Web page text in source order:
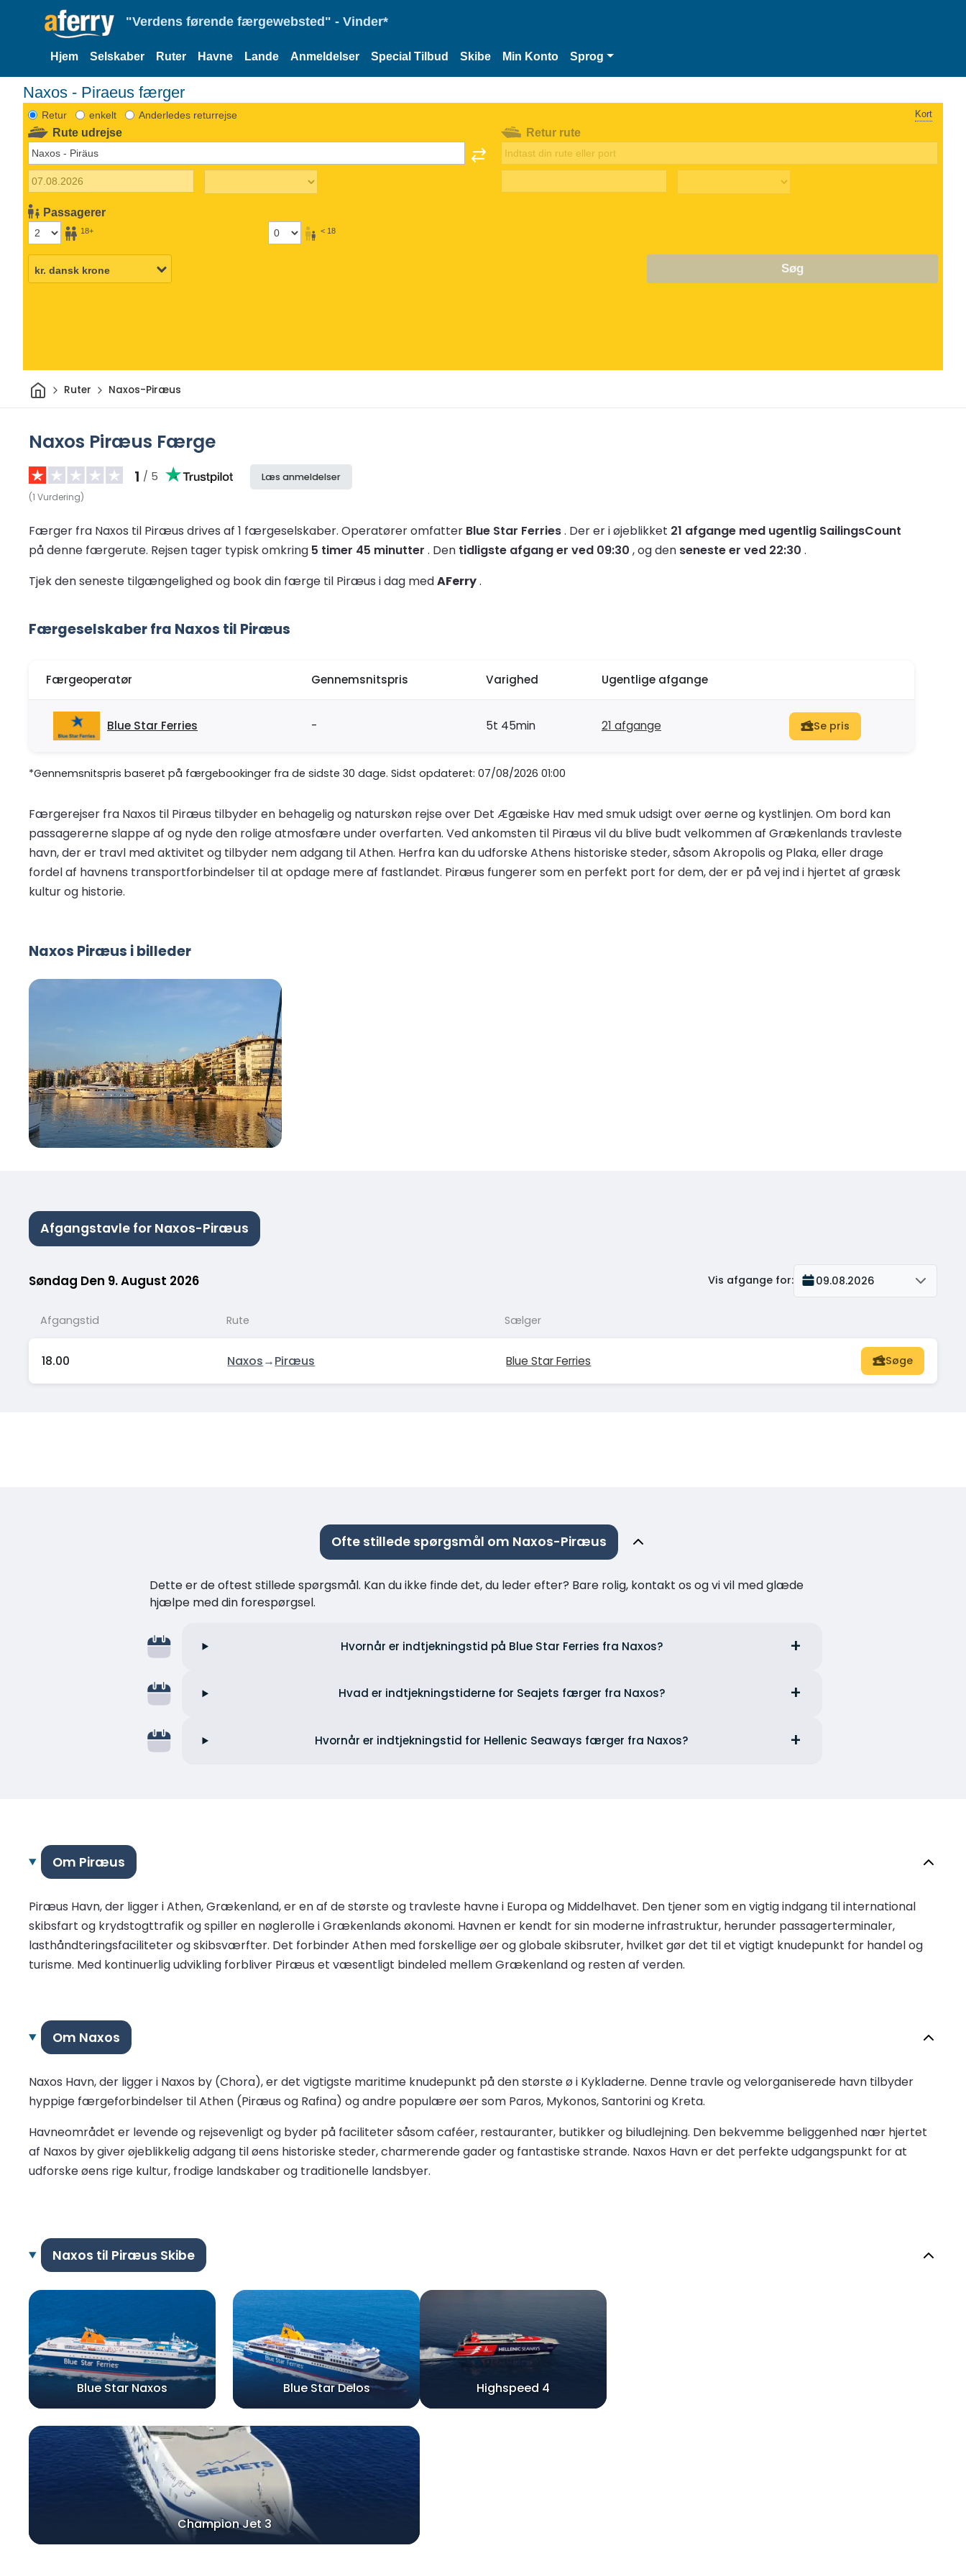
"Verdens førende færgewebsted" - Vinder*
Hjem Selskaber Ruter Havne Lande Anmeldelser Special Tilbud Skibe Min Konto Sprog
Naxos - Piraeus færger
Retur enkelt Anderledes returrejse Kort
Rute udrejse
Passagerer
18+ < 18
Retur rute
Søg
HjemRuter Naxos-Piræus
Naxos Piræus Færge
1 / 5
(1 Vurdering)
Læs anmeldelser
Færger fra Naxos til Piræus drives af 1 færgeselskaber. Operatører omfatter Blue Star Ferries. Der er i øjeblikket 21 afgange med ugentlig SailingsCount
på denne færgerute. Rejsen tager typisk omkring 5 timer 45 minutter . Den tidligste afgang er ved 09:30 , og den seneste er ved 22:30 .
Tjek den seneste tilgængelighed og book din færge til Piræus i dag medAFerry.
Færgeselskaber fra Naxos til Piræus
Færgeoperatør Gennemsnitspris Varighed Ugentlige afgange
Blue Star Ferries - 5t 45min 21 afgange Se pris
*Gennemsnitspris baseret på færgebookinger fra de sidste 30 dage. Sidst opdateret: 07/08/2026 01:00
Færgerejser fra Naxos til Piræus tilbyder en behagelig og naturskøn rejse over Det Ægæiske Hav med smuk udsigt over øerne og kystlinjen. Om bord kan
passagererne slappe af og nyde den rolige atmosfære under overfarten. Ved ankomsten til Piræus vil du blive budt velkommen af Grækenlands travleste
havn, der er travl med aktivitet og tilbyder nem adgang til Athen. Herfra kan du udforske Athens historiske steder, såsom Akropolis og Plaka, eller drage
fordel af havnens transportforbindelser til at opdage mere af fastlandet. Piræus fungerer som en perfekt port for dem, der er på vej ind i hjertet af græsk
kultur og historie.
Naxos Piræus i billeder
Afgangstavle for Naxos-Piræus
Søndag Den 9. August 2026 Vis afgange for: 09.08.2026
Afgangstid Rute Sælger
18.00 Naxos→Piræus Blue Star Ferries Søge
Ofte stillede spørgsmål om Naxos-Piræus
Dette er de oftest stillede spørgsmål. Kan du ikke finde det, du leder efter? Bare rolig, kontakt os og vi vil med glæde
hjælpe med din forespørgsel.
Hvornår er indtjekningstid på Blue Star Ferries fra Naxos?
Hvad er indtjekningstiderne for Seajets færger fra Naxos?
Hvornår er indtjekningstid for Hellenic Seaways færger fra Naxos?
Om Piræus
Piræus Havn, der ligger i Athen, Grækenland, er en af de største og travleste havne i Europa og Middelhavet. Den tjener som en vigtig indgang til international
skibsfart og krydstogttrafik og spiller en nøglerolle i Grækenlands økonomi. Havnen er kendt for sin moderne infrastruktur, herunder passagerterminaler,
lasthåndteringsfaciliteter og skibsværfter. Det forbinder Athen med forskellige øer og globale skibsruter, hvilket gør det til et vigtigt knudepunkt for handel og
turisme. Med kontinuerlig udvikling forbliver Piræus et væsentligt bindeled mellem Grækenland og resten af verden.
Om Naxos
Naxos Havn, der ligger i Naxos by (Chora), er det vigtigste maritime knudepunkt på den største ø i Kykladerne. Denne travle og velorganiserede havn tilbyder
hyppige færgeforbindelser til Athen (Piræus og Rafina) og andre populære øer som Paros, Mykonos, Santorini og Kreta.
Havneområdet er levende og rejsevenligt og byder på faciliteter såsom caféer, restauranter, butikker og biludlejning. Den bekvemme beliggenhed nær hjertet
af Naxos by giver øjeblikkelig adgang til øens historiske steder, charmerende gader og fantastiske strande. Naxos Havn er det perfekte udgangspunkt for at
udforske øens rige kultur, frodige landskaber og traditionelle landsbyer.
Naxos til Piræus Skibe
Blue Star Naxos Blue Star Delos
Champion Jet 3
Highspeed 4